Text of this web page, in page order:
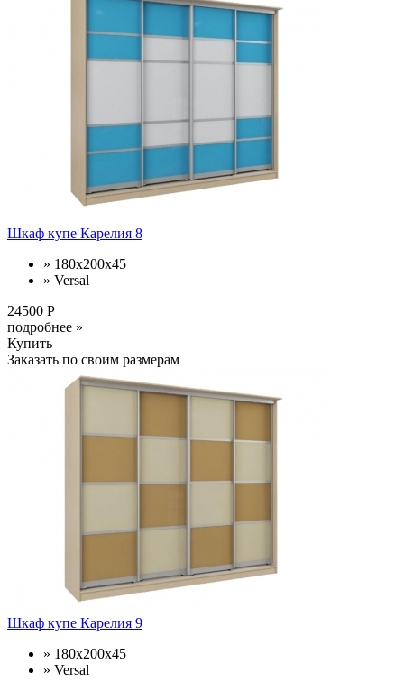
Шкаф купе Карелия 8
» 180х200х45
» Versal
24500 Р
подробнее »
Купить
Заказать по своим размерам
Шкаф купе Карелия 9
» 180х200х45
» Versal